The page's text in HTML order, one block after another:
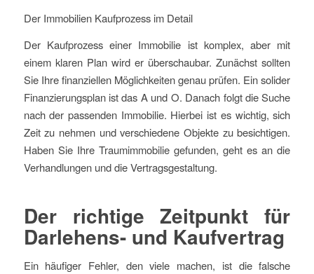
Der Immobilien Kaufprozess im Detail
Der Kaufprozess einer Immobilie ist komplex, aber mit
einem klaren Plan wird er überschaubar. Zunächst sollten
Sie Ihre finanziellen Möglichkeiten genau prüfen. Ein solider
Finanzierungsplan ist das A und O. Danach folgt die Suche
nach der passenden Immobilie. Hierbei ist es wichtig, sich
Zeit zu nehmen und verschiedene Objekte zu besichtigen.
Haben Sie Ihre Traumimmobilie gefunden, geht es an die
Verhandlungen und die Vertragsgestaltung.
Der richtige Zeitpunkt für
Darlehens- und Kaufvertrag
Ein häufiger Fehler, den viele machen, ist die falsche